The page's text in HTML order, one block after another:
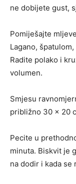
ne dobijete gust,
Pomiješajte
Lagano,
Radite polako i
volumen.
Smjesu
približno 30 × 20
Pecite u
minuta. Biskvit je
na dodir i kada se